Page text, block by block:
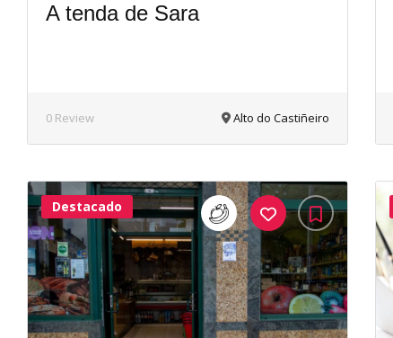
A tenda de Sara
0 Review Alto do Castiñeiro
36Me
Gusta
Destacado